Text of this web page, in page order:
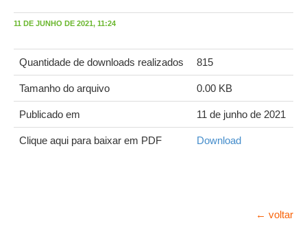
11 DE JUNHO DE 2021, 11:24
Quantidade de downloads realizados 815
Tamanho do arquivo 0.00 KB
Publicado em 11 de junho de 2021
Clique aqui para baixar em PDF Download
← voltar